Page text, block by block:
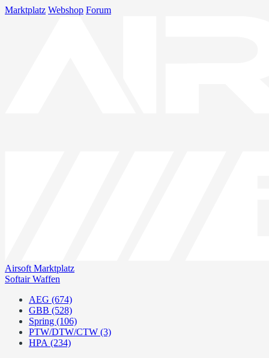
Marktplatz Webshop Forum
Airsoft Marktplatz
Softair Waffen
AEG (674)
GBB (528)
Spring (106)
PTW/DTW/CTW (3)
HPA (234)